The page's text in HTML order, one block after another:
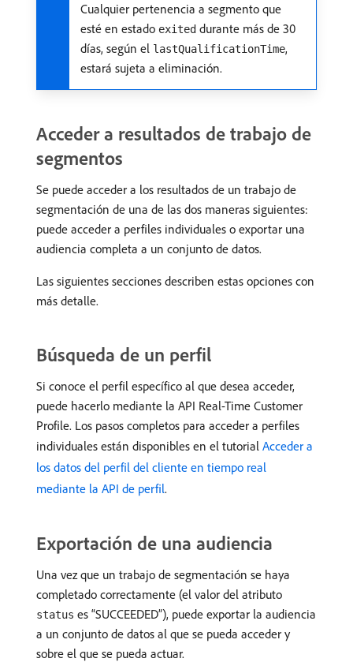
Cualquier pertenencia a segmento que
esté en estado exited durante más de 30
días, según el lastQualificationTime,
estará sujeta a eliminación.
Acceder a resultados de trabajo de
segmentos
Se puede acceder a los resultados de un trabajo de
segmentación de una de las dos maneras siguientes:
puede acceder a perfiles individuales o exportar una
audiencia completa a un conjunto de datos.
Las siguientes secciones describen estas opciones con
más detalle.
Búsqueda de un perfil
Si conoce el perfil específico al que desea acceder,
puede hacerlo mediante la API Real-Time Customer
Profile. Los pasos completos para acceder a perfiles
individuales están disponibles en el tutorial Acceder a
los datos del perfil del cliente en tiempo real
mediante la API de perfil.
Exportación de una audiencia
Una vez que un trabajo de segmentación se haya
completado correctamente (el valor del atributo
status es “SUCCEEDED”), puede exportar la audiencia
a un conjunto de datos al que se pueda acceder y
sobre el que se pueda actuar.